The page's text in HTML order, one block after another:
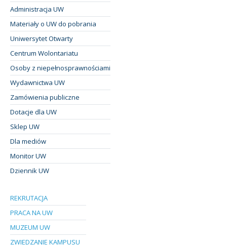
Administracja UW
Materiały o UW do pobrania
Uniwersytet Otwarty
Centrum Wolontariatu
Osoby z niepełnosprawnościami
Wydawnictwa UW
Zamówienia publiczne
Dotacje dla UW
Sklep UW
Dla mediów
Monitor UW
Dziennik UW
REKRUTACJA
PRACA NA UW
MUZEUM UW
ZWIEDZANIE KAMPUSU